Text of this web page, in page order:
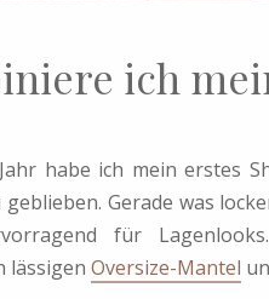
ich
habe ich mein erstes
Gerade was
für
lässigen Oversize-Mantel